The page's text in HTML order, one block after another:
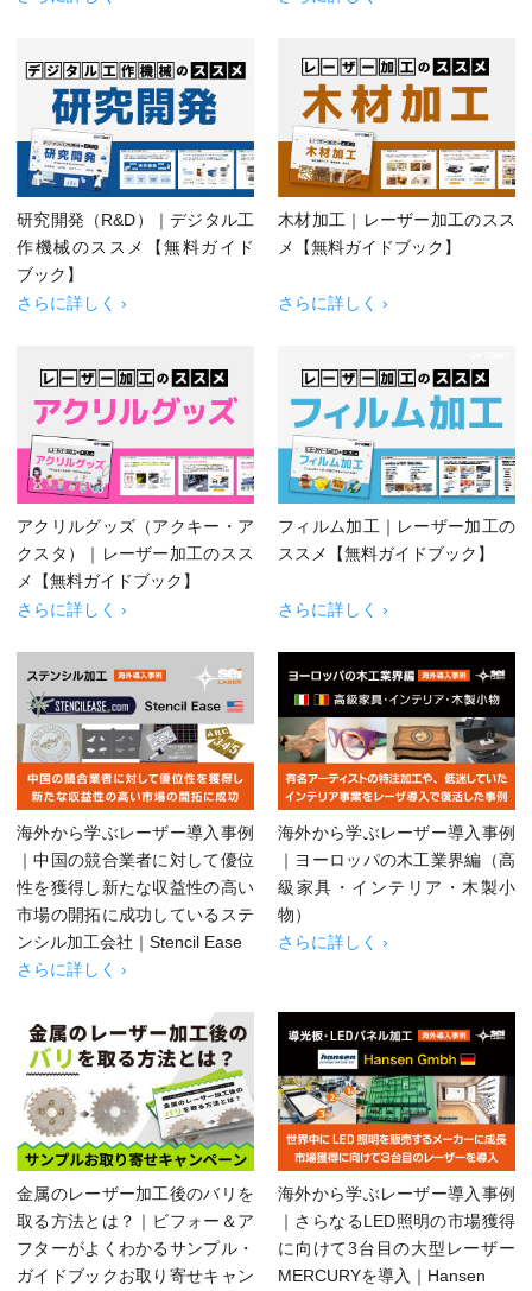
研究開発（R&D）｜デジタル工
作機械のススメ【無料ガイド
ブック】
さらに詳しく ›
木材加工｜レーザー加工のスス
メ【無料ガイドブック】
さらに詳しく ›
アクリルグッズ（アクキー・ア
クスタ）｜レーザー加工のスス
メ【無料ガイドブック】
さらに詳しく ›
フィルム加工｜レーザー加工の
ススメ【無料ガイドブック】
さらに詳しく ›
海外から学ぶレーザー導入事例
｜中国の競合業者に対して優位
性を獲得し新たな収益性の高い
市場の開拓に成功しているステ
ンシル加工会社｜Stencil Ease
さらに詳しく ›
海外から学ぶレーザー導入事例
｜ヨーロッパの木工業界編（高
級家具・インテリア・木製小
物）
さらに詳しく ›
金属のレーザー加工後のバリを
取る方法とは？｜ビフォー＆ア
フターがよくわかるサンプル・
ガイドブックお取り寄せキャン
海外から学ぶレーザー導入事例
｜さらなるLED照明の市場獲得
に向けて3台目の大型レーザー
MERCURYを導入｜Hansen